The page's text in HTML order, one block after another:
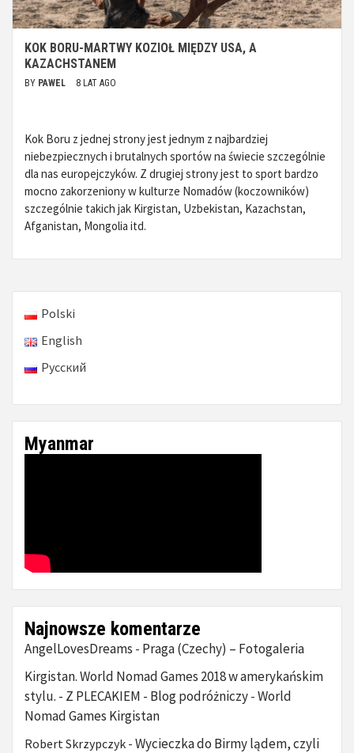
KOK BORU-MARTWY KOZIOŁ MIĘDZY USA, A
KAZACHSTANEM
BY PAWEL 8 LAT AGO
Kok Boru z jednej strony jest jednym z najbardziej
niebezpiecznych i brutalnych sportów na świecie szczególnie
dla nas europejczyków. Z drugiej strony jest to sport bardzo
mocno zakorzeniony w kulturze Nomadów (koczowników)
szczególnie takich jak Kirgistan, Uzbekistan, Kazachstan,
Afganistan, Mongolia itd.
Polski
English
Русский
Myanmar
Najnowsze komentarze
AngelLovesDreams - Praga (Czechy) – Fotogaleria
Kirgistan. World Nomad Games 2018 w amerykańskim
stylu. - Z PLECAKIEM - Blog podróżniczy - World
Nomad Games Kirgistan
Robert Skrzypczyk - Wycieczka do Birmy lądem, czyli